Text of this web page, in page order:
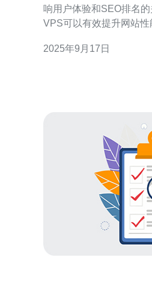
响用户体验和SEO排名
VPS可以有效提升网站
优质的服务和可靠的技术
2025年9月17日